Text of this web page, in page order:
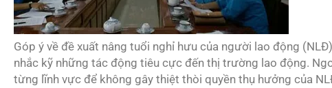
Góp ý về đề xuất nâng tuổi nghỉ hưu của người lao động
nhắc kỹ những tác động tiêu cực đến thị trường lao động.
từng lĩnh vực để không gây thiệt thòi quyền thụ hưởng của